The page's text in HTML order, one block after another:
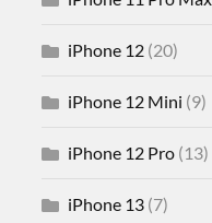
iPhone 12 (20)
iPhone 12 Mini (9)
iPhone 12 Pro (13)
iPhone 13 (7)